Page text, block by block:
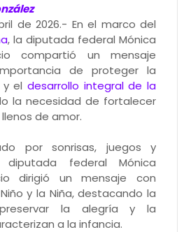
de 2026.- En el marco del
, la diputada federal Mónica
compartió un mensaje
de proteger la
y eldesarrollo integral de la
la necesidad de fortalecer
de amor.
por sonrisas, juegos y
diputada federal Mónica
dirigió un mensaje con
y la Niña, destacando la
la alegría y la
a la infancia.